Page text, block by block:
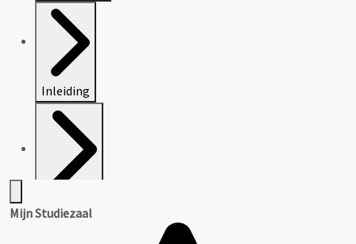
Inleiding
Mijn Studiezaal